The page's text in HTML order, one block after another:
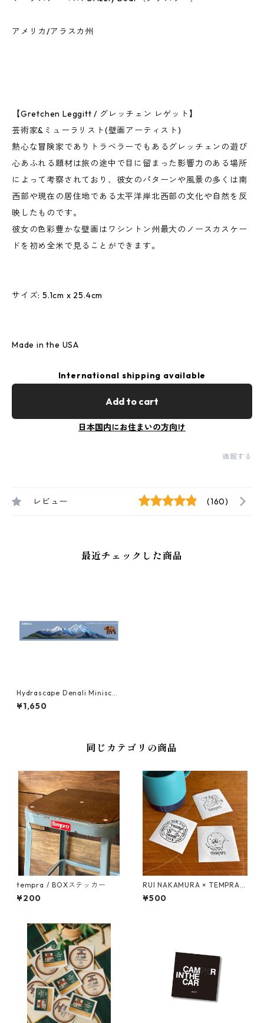
アメリカ/アラスカ州
【Gretchen Leggitt / グレッチェン レゲット】
芸術家&ミューラリスト(壁画アーティスト)
熱心な冒険家でありトラベラーでもあるグレッチェンの遊び
心あふれる題材は旅の途中で目に留まった影響力のある場所
によって考察されており、彼女のパターンや風景の多くは南
西部や現在の居住地である太平洋岸北西部の文化や自然を反
映したものです。
彼女の色彩豊かな壁画はワシントン州最大のノースカスケー
ドを初め全米で見ることができます。
サイズ: 5.1cm x 25.4cm
Made in the USA
International shipping available
Add to cart
日本国内にお住まいの方向け
通報する
レビュー (160)
最近チェックした商品
Hydrascape Denali Miniscap
e Sticker ハイドラスケープ
ステッカー ミニ
¥1,650
同じカテゴリの商品
tempra / BOXステッカー
¥200
RUI NAKAMURA × TEMPRA
ロゴ ステッカーSET
¥500